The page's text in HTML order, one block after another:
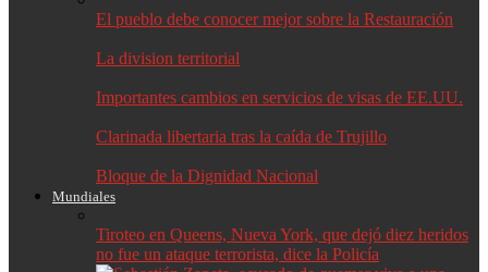
El pueblo debe conocer mejor sobre la Restauración
La division territorial
Importantes cambios en servicios de visas de EE.UU.
Clarinada libertaria tras la caída de Trujillo
Bloque de la Dignidad Nacional
Mundiales
Tiroteo en Queens, Nueva York, que dejó diez heridos
no fue un ataque terrorista, dice la Policía